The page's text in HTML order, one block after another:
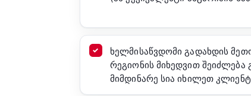
ხელმისაწვდომი გადახდის
რეგიონის მიხედვით შეიძლება
მიმდინარე სია იხილეთ